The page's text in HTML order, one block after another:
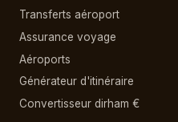
Transferts aéroport
Assurance voyage
Aéroports
Générateur d'itinéraire
Convertisseur dirham €